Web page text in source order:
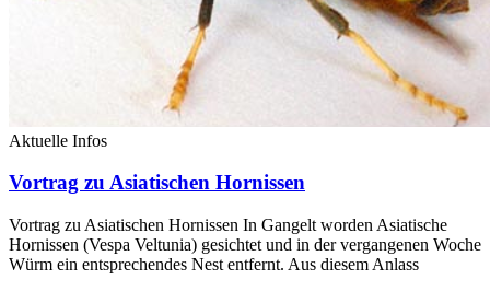
Aktuelle Infos
Vortrag zu Asiatischen Hornissen
Vortrag zu Asiatischen Hornissen In Gangelt worden Asiatische
Hornissen (Vespa Veltunia) gesichtet und in der vergangenen Woche
Würm ein entsprechendes Nest entfernt. Aus diesem Anlass